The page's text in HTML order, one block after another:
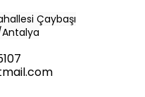
Çaybaşı
Antalya